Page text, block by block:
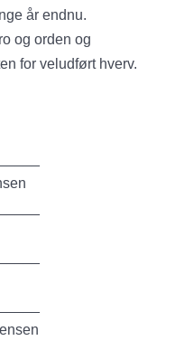
år endnu.
og orden og
for veludført hverv.